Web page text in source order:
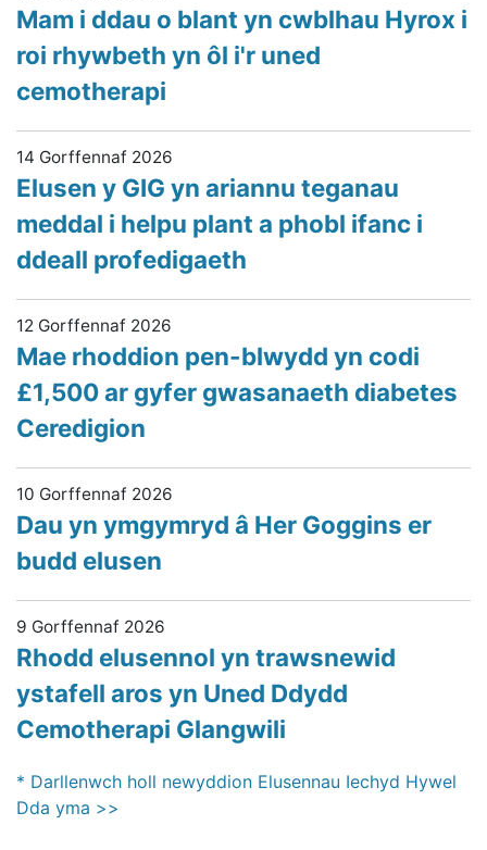
Mam i ddau o blant yn cwblhau Hyrox i
roi rhywbeth yn ôl i'r uned
cemotherapi
14 Gorffennaf 2026
Elusen y GIG yn ariannu teganau
meddal i helpu plant a phobl ifanc i
ddeall profedigaeth
12 Gorffennaf 2026
Mae rhoddion pen-blwydd yn codi
£1,500 ar gyfer gwasanaeth diabetes
Ceredigion
10 Gorffennaf 2026
Dau yn ymgymryd â Her Goggins er
budd elusen
9 Gorffennaf 2026
Rhodd elusennol yn trawsnewid
ystafell aros yn Uned Ddydd
Cemotherapi Glangwili
* Darllenwch holl newyddion Elusennau Iechyd Hywel
Dda yma >>